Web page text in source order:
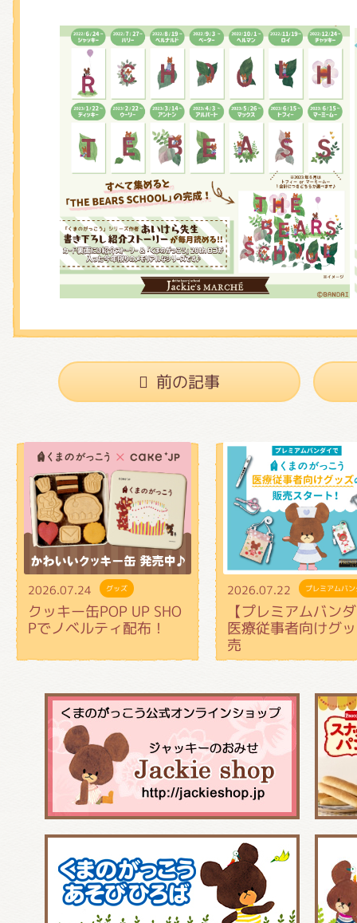
前の記事
2026.07.24 グッズ
クッキー缶POP UP SHO
Pでノベルティ配布！
2026.07.22 プレミアムバ
【プレミアムバン
医療従事者向けグ
売